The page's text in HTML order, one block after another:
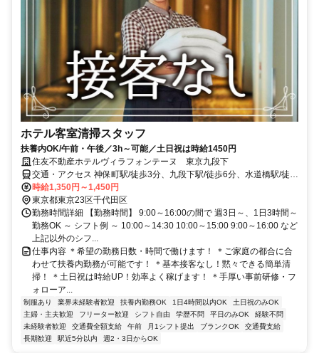
ホテル客室清掃スタッフ
扶養内OK/午前・午後／3h～可能／土日祝は時給1450円
住友不動産ホテルヴィラフォンテーヌ 東京九段下
交通・アクセス 神保町駅/徒歩3分、九段下駅/徒歩6分、水道橋駅/徒歩
7分
時給1,350円～1,450円
東京都東京23区千代田区
勤務時間詳細 【勤務時間】 9:00～16:00の間で 週3日～、1日3時間～
勤務OK ～ シフト例 ～ 10:00～14:30 10:00～15:00 9:00～16:00 など
上記以外のシフ...
仕事内容 ＊希望の勤務日数・時間で働けます！ ＊ご家庭の都合に合
わせて扶養内勤務が可能です！ ＊基本接客なし！黙々できる簡単清
掃！ ＊土日祝は時給UP！効率よく稼げます！ ＊手厚い事前研修・フ
ォローア...
制服あり 業界未経験者歓迎 扶養内勤務OK 1日4時間以内OK
土日祝のみOK
主婦・主夫歓迎
フリーター歓迎 シフト自由 学歴不問 平日のみOK
経験不問
未経験者歓迎
交通費全額支給 午前 月1シフト提出 ブランクOK
交通費支給
長期歓迎
駅近5分以内 週2・3日からOK